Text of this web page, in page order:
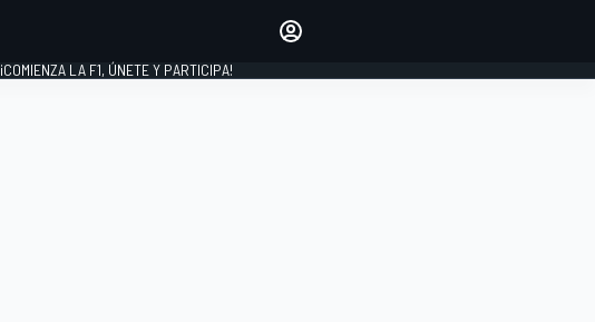
INICIAR SESIÓN
¡COMIENZA LA F1, ÚNETE Y PARTICIPA!